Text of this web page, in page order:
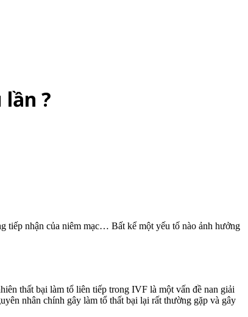
?
nhận của niêm mạc… Bất kể một yếu tố nào ảnh hưởng
thất bại làm tổ liên tiếp trong IVF là một vấn đề nan giải
nhân chính gây làm tổ thất bại lại rất thường gặp và gây